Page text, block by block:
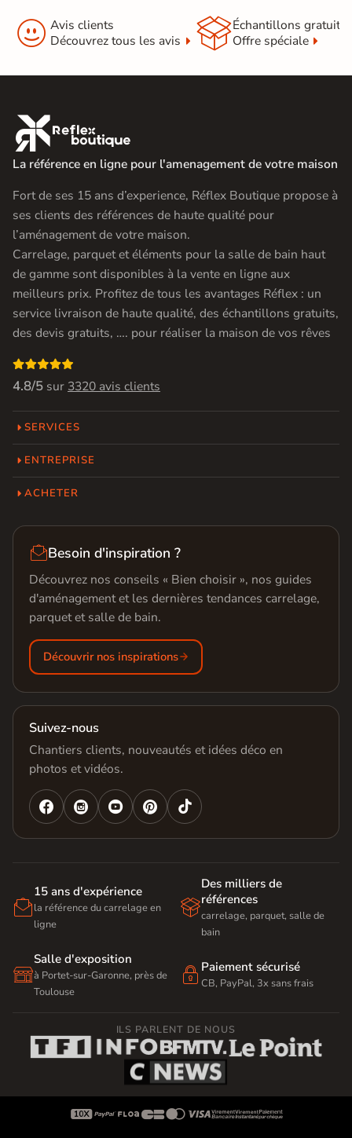
 Avis clients
Découvrez tous les avis
Échantillons gratuit
Offre spéciale

La référence en ligne pour l'amenagement de votre maison
Fort de ses 15 ans d’experience, Réflex Boutique propose à
ses clients des références de haute qualité pour
l’aménagement de votre maison.
Carrelage, parquet et éléments pour la salle de bain haut
de gamme sont disponibles à la vente en ligne aux
meilleurs prix. Profitez de tous les avantages Réflex : un
service livraison de haute qualité, des échantillons gratuits,
des devis gratuits, …. pour réaliser la maison de vos rêves

4.8/5 sur 3320 avis clients
SERVICES
ENTREPRISE
ACHETER
Besoin d'inspiration ?
Découvrez nos conseils « Bien choisir », nos guides
d'aménagement et les dernières tendances carrelage,
parquet et salle de bain.
Découvrir nos inspirations
Suivez-nous
Chantiers clients, nouveautés et idées déco en
photos et vidéos.
   

15 ans d'expérience
la référence du carrelage en
ligne

Des milliers de
références
carrelage, parquet, salle de
bain

Salle d'exposition
à Portet-sur-Garonne, près de
Toulouse
 Paiement sécurisé
CB, PayPal, 3x sans frais
ILS PARLENT DE NOUS
